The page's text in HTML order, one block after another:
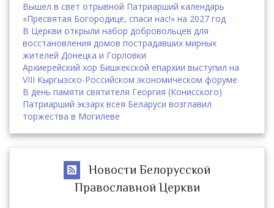
Вышел в свет отрывной Патриарший календарь
«Пресвятая Богородице, спаси нас!» на 2027 год
В Церкви открыли набор добровольцев для
восстановления домов пострадавших мирных
жителей Донецка и Горловки
Архиерейский хор Бишкекской епархии выступил на
VIII Кыргызско-Российском экономическом форуме
В день памяти святителя Георгия (Конисского)
Патриарший экзарх всея Беларуси возглавил
торжества в Могилеве
Новости Белорусской
Православной Церкви